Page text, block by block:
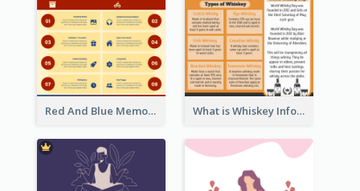
Red And Blue Memorial Day Fasts Infographic Design What is Whiskey Infographic